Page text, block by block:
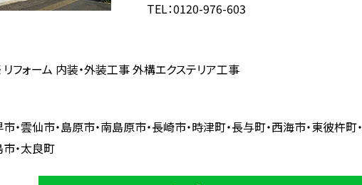
TEL：0120-976-603
フォーム 内装・外装工事 外構エクステリア工事
雲仙市・島原市・南島原市・長崎市・時津町・長与町・西海市・東彼杵町
・太良町